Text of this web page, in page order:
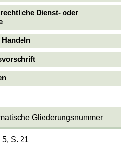
Dienst- oder
Gliederungsnummer
5, S. 21